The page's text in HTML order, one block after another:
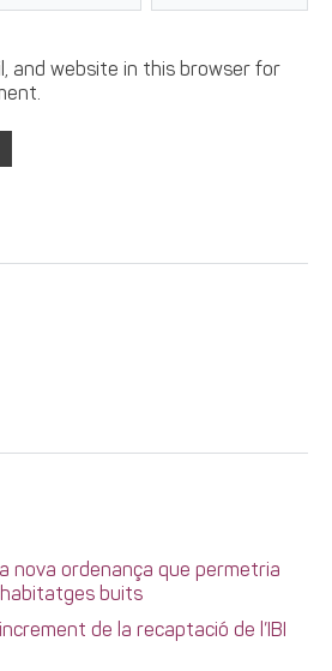
and website in this browser for
nova ordenança que permetria
buits
de la recaptació de l’IBI